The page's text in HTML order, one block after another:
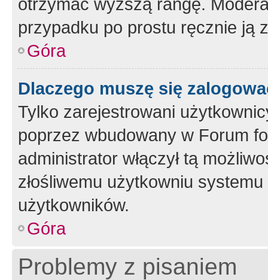
przypadku po prostu ręcznie ją
Góra
Dlaczego muszę się
Tylko zarejestrowani
poprzez wbudowany w Forum
administrator włączył tą
złośliwemu użytkowniu
użytkowników.
Góra
Problemy z pisaniem